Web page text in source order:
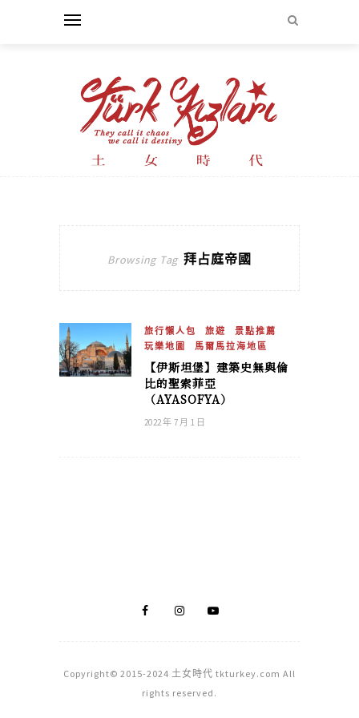
Browsing Tag 拜占庭帝國
旅行懶人包 旅遊
景點推薦
玩樂地圖
馬爾馬拉海地區
【伊斯坦堡】建築史無與倫
比的聖索菲亞
（AYASOFYA）
2022 年 7 月 1 日
Copyright© 2015-2024 土女時代 tkturkey.com All
rights reserved.